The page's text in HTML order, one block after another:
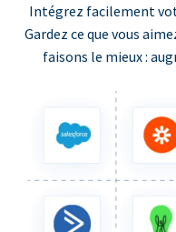
Intégrez facilement
Gardez ce que vous
faisons le mieux :